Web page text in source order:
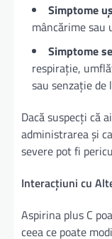
Simptome
mâncărime
Simptome
respirație,
sau senzație de
Dacă suspecți că
administrarea și
severe pot fi
Interacțiuni cu
Aspirina plus C
ceea ce poate